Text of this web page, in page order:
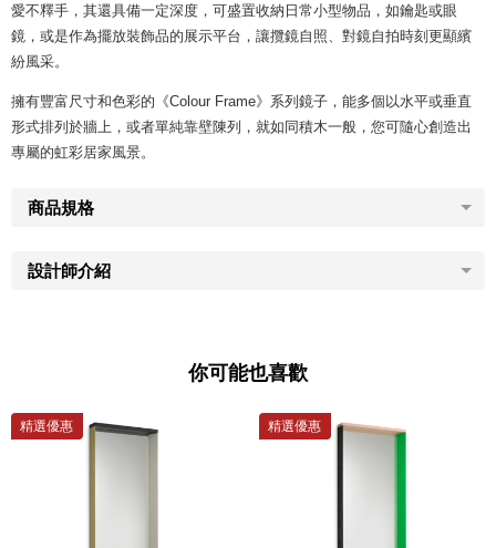
愛不釋手，其還具備一定深度，可盛置收納日常小型物品，如鑰匙或眼
鏡，或是作為擺放裝飾品的展示平台，讓攬鏡自照、對鏡自拍時刻更顯繽
紛風采。
擁有豐富尺寸和色彩的《Colour Frame》系列鏡子，能多個以水平或垂直
形式排列於牆上，或者單純靠壁陳列，就如同積木一般，您可隨心創造出
專屬的虹彩居家風景。
商品規格
設計師介紹
你可能也喜歡
精選優惠 精選優惠